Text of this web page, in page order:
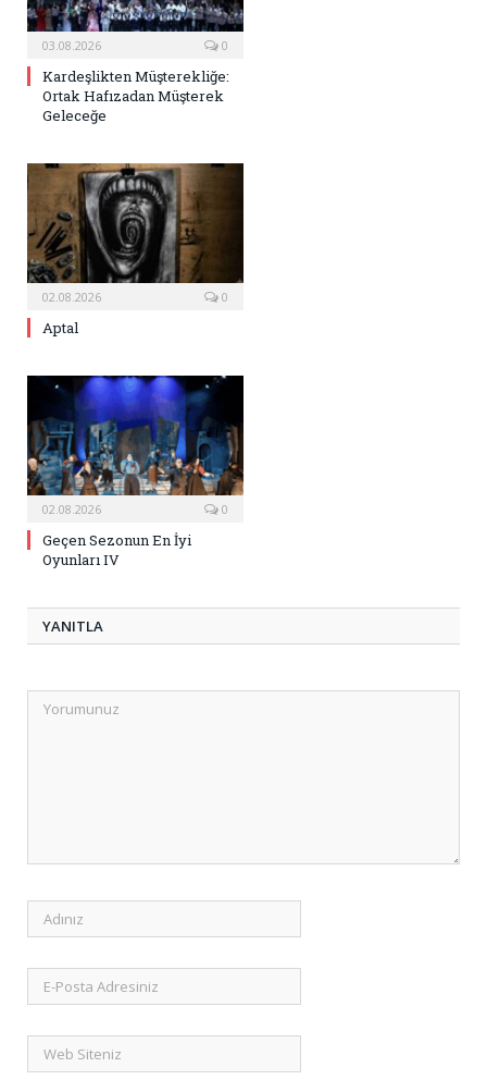
03.08.2026 0
Kardeşlikten Müşterekliğe:
Ortak Hafızadan Müşterek
Geleceğe
02.08.2026 0
Aptal
02.08.2026 0
Geçen Sezonun En İyi
Oyunları IV
YANITLA